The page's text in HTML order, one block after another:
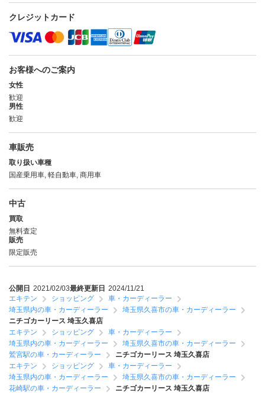
クレジットカード
お客様へのご案内
女性
歓迎
男性
歓迎
車販売
取り扱い車種
国産乗用車, 軽自動車, 商用車
中古
買取
無料査定
販売
限定販売
公開日 2021/02/03最終更新日 2024/11/21
エキテン
ショッピング
車・カーディーラー
埼玉県内の車・カーディーラー
埼玉県久喜市の車・カーディーラー
ニチゴカーリース 埼玉久喜店
エキテン
ショッピング
車・カーディーラー
埼玉県内の車・カーディーラー
埼玉県久喜市の車・カーディーラー
鷲宮駅の車・カーディーラー
ニチゴカーリース 埼玉久喜店
エキテン
ショッピング
車・カーディーラー
埼玉県内の車・カーディーラー
埼玉県久喜市の車・カーディーラー
花崎駅の車・カーディーラー
ニチゴカーリース 埼玉久喜店